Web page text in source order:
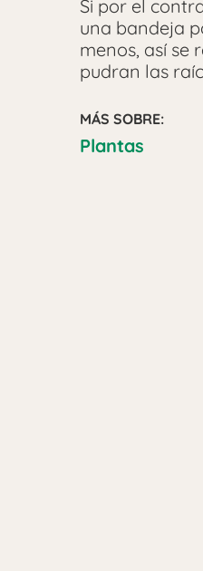
Si por el
una bandeja
menos, así se
pudran las
MÁS SOBRE:
Plantas